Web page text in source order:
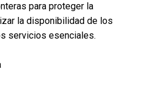
para proteger la
la disponibilidad de los
servicios esenciales.